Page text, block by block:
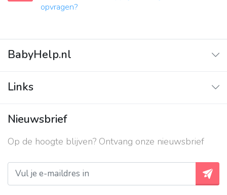
opvragen?
BabyHelp.nl
Vraag & Antwoord
Links
Contact
Over ons
Privacy beleid
Nieuwsbrief
Op de hoogte blijven? Ontvang onze nieuwsbrief